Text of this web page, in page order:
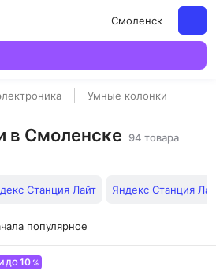
Смоленск
Умные колонки
в Смоленске
94 товара
Станция Лайт Яндекс Станция
популярное
ДО10 %